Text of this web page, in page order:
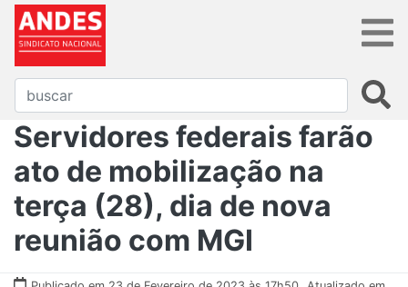
Servidores federais farão
ato de mobilização na
terça (28), dia de nova
reunião com MGI